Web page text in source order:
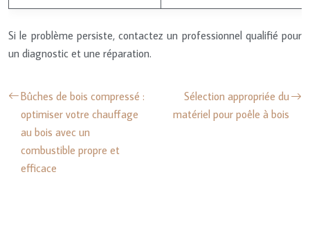
Si le problème persiste, contactez un professionnel qualifié pour
un diagnostic et une réparation.
Bûches de bois compressé :
optimiser votre chauffage
au bois avec un
combustible propre et
efficace
Sélection appropriée du
matériel pour poêle à bois